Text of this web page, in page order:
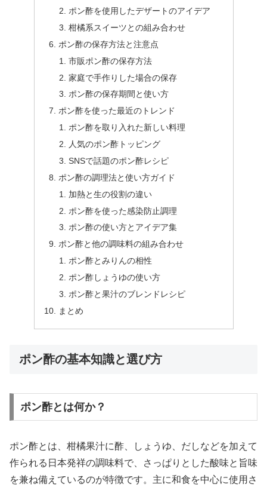
ポン酢を使用したデザートのアイデア
柑橘系スイーツとの組み合わせ
ポン酢の保存方法と注意点
市販ポン酢の保存方法
家庭で手作りした場合の保存
ポン酢の保存期間と使い方
ポン酢を使った最近のトレンド
ポン酢を取り入れた新しい料理
人気のポン酢トッピング
SNSで話題のポン酢レシピ
ポン酢の調理法と使い方ガイド
加熱と生の役割の違い
ポン酢を使った感染防止調理
ポン酢の使い方とアイデア集
ポン酢と他の調味料の組み合わせ
ポン酢とみりんの相性
ポン酢しょうゆの使い方
ポン酢と果汁のブレンドレシピ
まとめ
ポン酢の基本知識と選び方
ポン酢とは何か？
ポン酢とは、柑橘果汁に酢、しょうゆ、だしなどを加えて
作られる日本発祥の調味料で、さっぱりとした酸味と旨味
を兼ね備えているのが特徴です。主に和食を中心に使用さ